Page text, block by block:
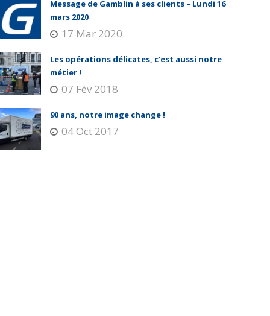
Message de Gamblin à ses clients – Lundi 16
mars 2020
17 Mar 2020
Les opérations délicates, c’est aussi notre
métier !
07 Fév 2018
90 ans, notre image change !
04 Oct 2017